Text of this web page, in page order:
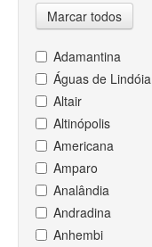
Marcar todos
Adamantina
Águas de Lindóia
Altair
Altinópolis
Americana
Amparo
Analândia
Andradina
Anhembi